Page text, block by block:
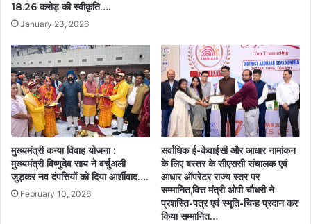
18.26 करोड़ की स्वीकृति….
January 23, 2026
मुख्यमंत्री कन्या विवाह योजना :
मुख्यमंत्री विष्णुदेव साय ने वर्चुअली
जुड़कर नव दंपत्तियों को दिया आर्शीवाद….
February 10, 2026
सर्वाधिक ई-केवाईसी और आधार नामांकन
के लिए बस्तर के सीएससी संचालक एवं
आधार ऑपरेटर राज्य स्तर पर
सम्मानित,वित्त मंत्री ओपी चौधरी ने
प्रशस्ति-पत्र एवं स्मृति-चिन्ह प्रदान कर
किया सम्मानित…